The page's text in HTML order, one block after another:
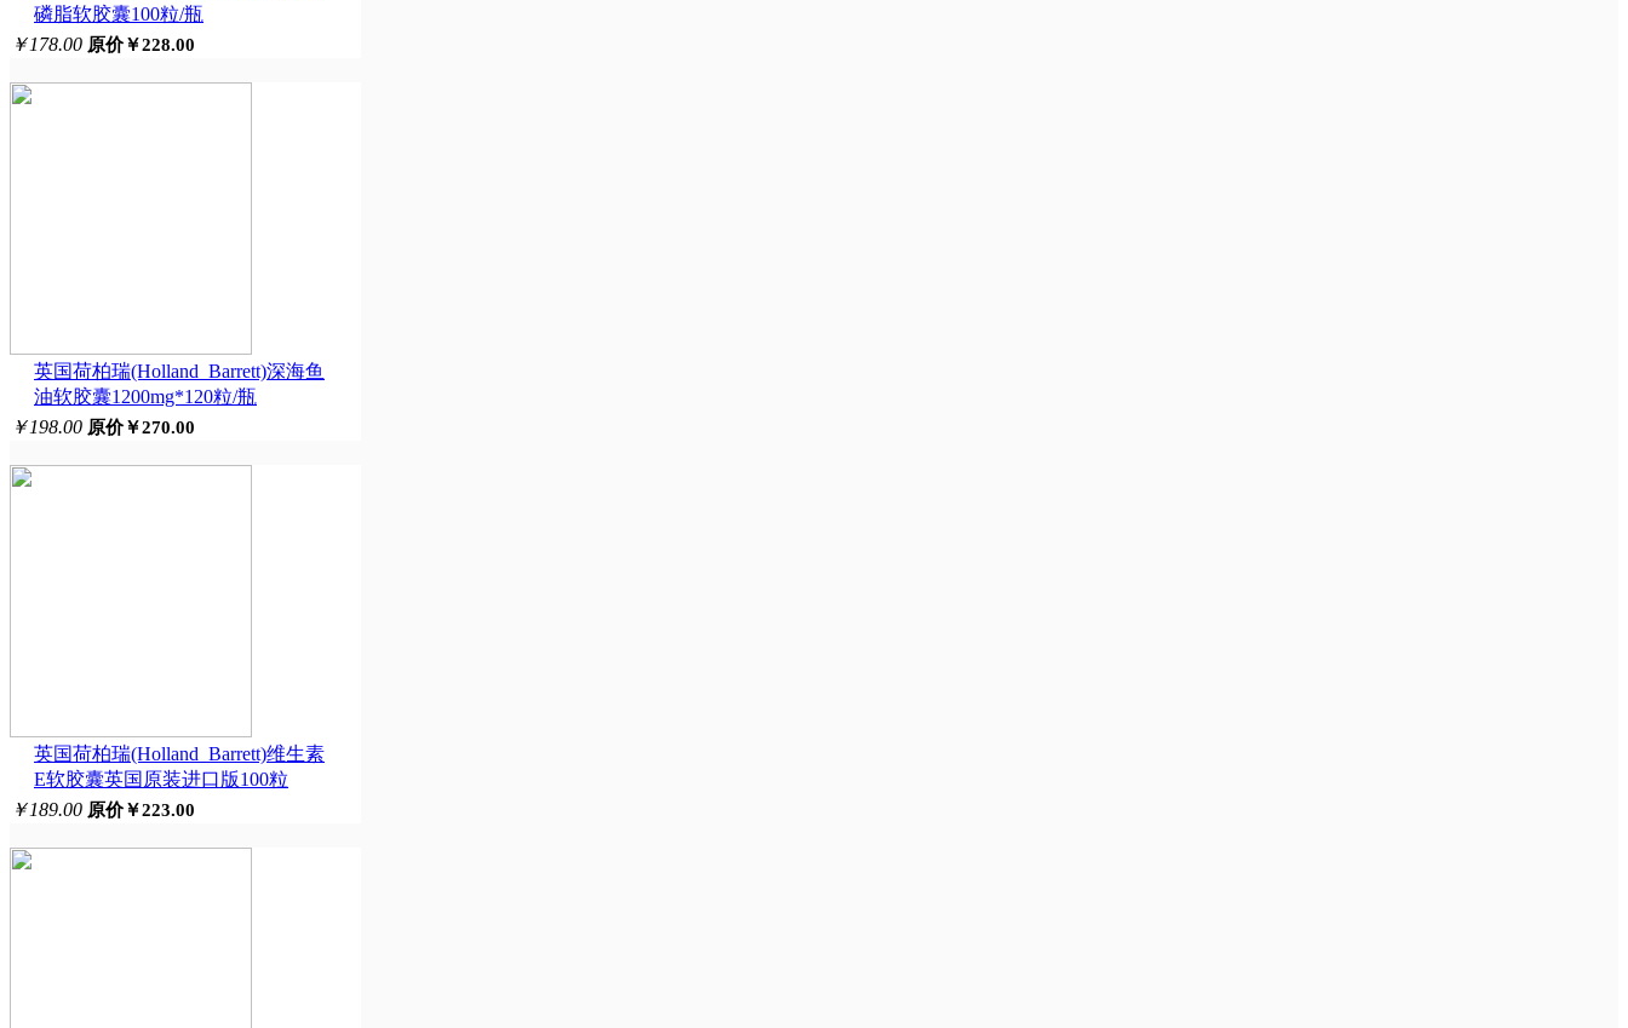
磷脂软胶囊100粒/瓶
￥178.00 原价￥228.00
英国荷柏瑞(Holland_Barrett)深海鱼
油软胶囊1200mg*120粒/瓶
￥198.00 原价￥270.00
英国荷柏瑞(Holland_Barrett)维生素
E软胶囊英国原装进口版100粒
￥189.00 原价￥223.00